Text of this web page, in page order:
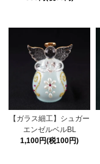
【ガラス細工】シュガー
エンゼルベルBL
1,100円(税100円)